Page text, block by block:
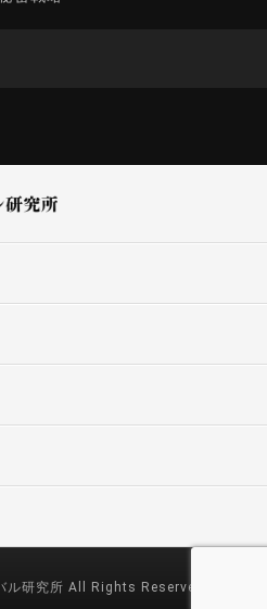
研究所 All Rights Reserved.